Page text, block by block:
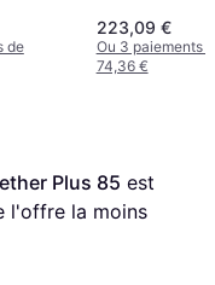
de
223,09 €
Ou 3 paiements
74,36 €
Plus 85
l'offre la moins